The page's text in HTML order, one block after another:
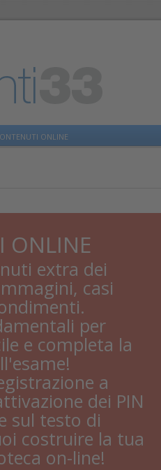
ONLINE
ONLINE
extra dei
casi
per
e completa la
a
dei PIN
sul testo di
costruire la tua
on-line!